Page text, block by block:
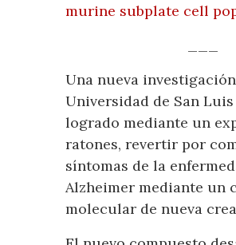
murine subplate cell
Una nueva
Universidad de San Luis
logrado mediante un
ratones, revertir por
síntomas de la
Alzheimer mediante un
molecular de nueva